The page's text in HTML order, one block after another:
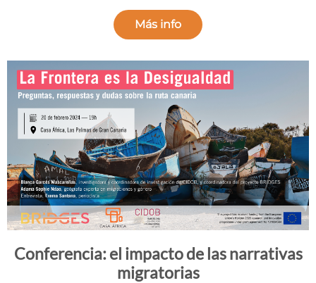
Más info
Conferencia: el impacto de las narrativas
migratorias